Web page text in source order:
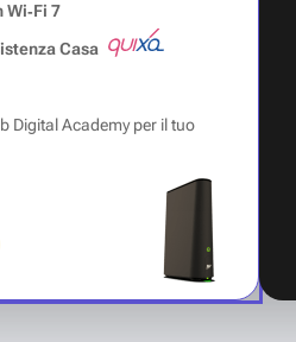
Wi‑Fi 7
Casa
Digital Academy per il tuo